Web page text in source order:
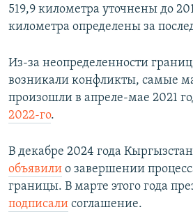
519,9 километра уточнены до
километра определены за
Из-за неопределенности
возникали конфликты, самые
произошли в апреле-мае 2021
2022-го.
В декабре 2024 года
объявили о завершении
границы. В марте этого года
подписали соглашение.